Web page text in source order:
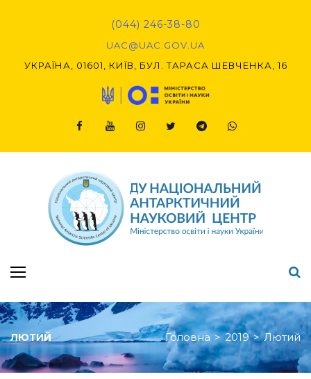
(044) 246-38-80
UAC@UAC.GOV.UA​​
УКРАЇНА, 01601, КИЇВ, БУЛ. ТАРАСА ШЕВЧЕНКА, 16
ЛЮТИЙ Головна > 2019 > Лютий